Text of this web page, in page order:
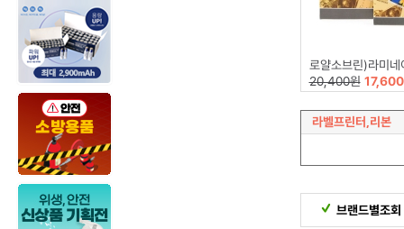
로얄소브린)라미네이팅필름
20,400원
라벨프린터,리본
브랜드별조회